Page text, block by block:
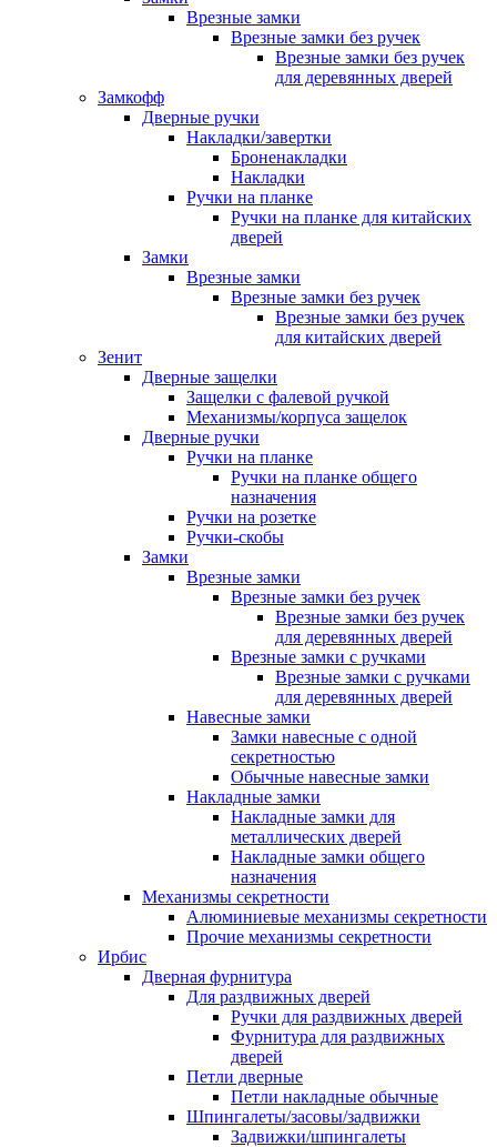
Врезные замки
Врезные замки без ручек
Врезные замки без ручек
для деревянных дверей
Замкофф
Дверные ручки
Накладки/завертки
Броненакладки
Накладки
Ручки на планке
Ручки на планке для китайских
дверей
Замки
Врезные замки
Врезные замки без ручек
Врезные замки без ручек
для китайских дверей
Зенит
Дверные защелки
Защелки с фалевой ручкой
Механизмы/корпуса защелок
Дверные ручки
Ручки на планке
Ручки на планке общего
назначения
Ручки на розетке
Ручки-скобы
Замки
Врезные замки
Врезные замки без ручек
Врезные замки без ручек
для деревянных дверей
Врезные замки с ручками
Врезные замки с ручками
для деревянных дверей
Навесные замки
Замки навесные с одной
секретностью
Обычные навесные замки
Накладные замки
Накладные замки для
металлических дверей
Накладные замки общего
назначения
Механизмы секретности
Алюминиевые механизмы секретности
Прочие механизмы секретности
Ирбис
Дверная фурнитура
Для раздвижных дверей
Ручки для раздвижных дверей
Фурнитура для раздвижных
дверей
Петли дверные
Петли накладные обычные
Шпингалеты/засовы/задвижки
Задвижки/шпингалеты